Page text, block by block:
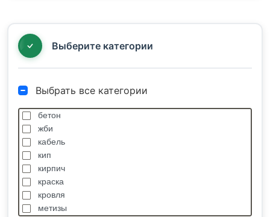
Выберите категории
Выбрать все категории
бетон
жби
кабель
кип
кирпич
краска
кровля
метизы